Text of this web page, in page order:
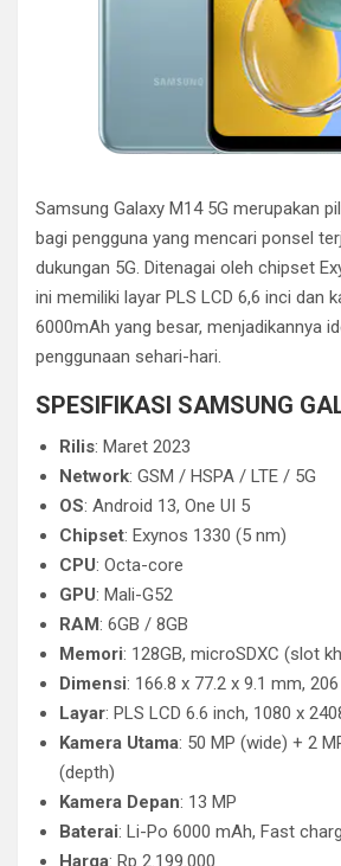
Samsung Galaxy M14 5G merupakan
bagi pengguna yang mencari ponsel
dukungan 5G. Ditenagai oleh chipset
ini memiliki layar PLS LCD 6,6 inci dan
6000mAh yang besar, menjadikannya
penggunaan sehari-hari.
SPESIFIKASI SAMSUNG
Rilis: Maret 2023
Network: GSM / HSPA / LTE / 5G
OS: Android 13, One UI 5
Chipset: Exynos 1330 (5 nm)
CPU: Octa-core
GPU: Mali-G52
RAM: 6GB / 8GB
Memori: 128GB, microSDXC (slot
Dimensi: 166.8 x 77.2 x 9.1 mm,
Layar: PLS LCD 6.6 inch, 1080 x
Kamera Utama: 50 MP (wide) + 2
(depth)
Kamera Depan: 13 MP
Baterai: Li-Po 6000 mAh, Fast
Harga: Rp 2.199.000